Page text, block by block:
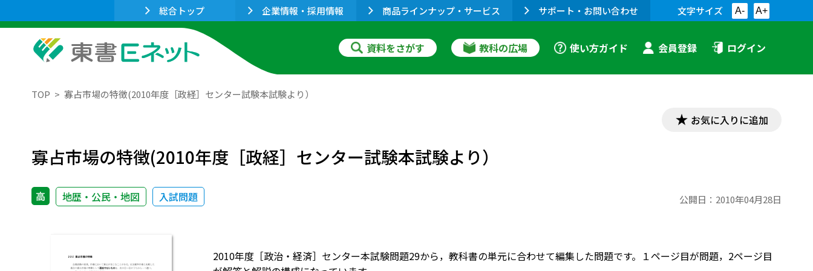
総合トップ 企業情報・採用情報 商品ラインナップ・サービス サポート・お問い合わせ 文字サイズ A- A+
資料をさがす 教科の広場 使い方ガイド 会員登録 ログイン
TOP 寡占市場の特徴(2010年度［政経］センター試験本試験より）
お気に入りに追加
寡占市場の特徴(2010年度［政経］センター試験本試験より）
高 地歴・公民・地図 入試問題 公開日： 2010年04月28日
2010年度［政治・経済］センター本試験問題29から，教科書の単元に合わせて編集した問題です。１ページ目が問題，2ページ目